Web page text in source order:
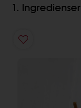
1. Ingredienser